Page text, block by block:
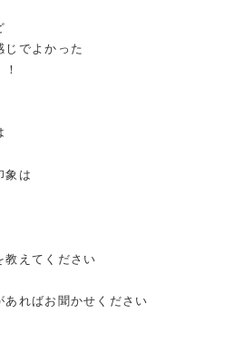
じでよかった
象は
教えてください
あればお聞かせください